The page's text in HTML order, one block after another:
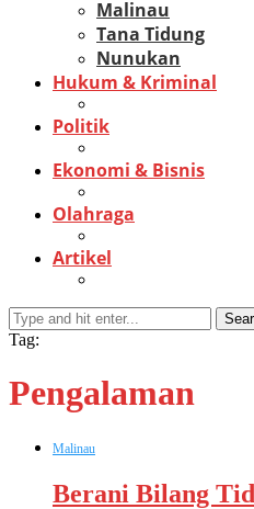
Malinau
Tana Tidung
Nunukan
Hukum & Kriminal
Politik
Ekonomi & Bisnis
Olahraga
Artikel
Tag:
Pengalaman
Malinau
Berani Bilang